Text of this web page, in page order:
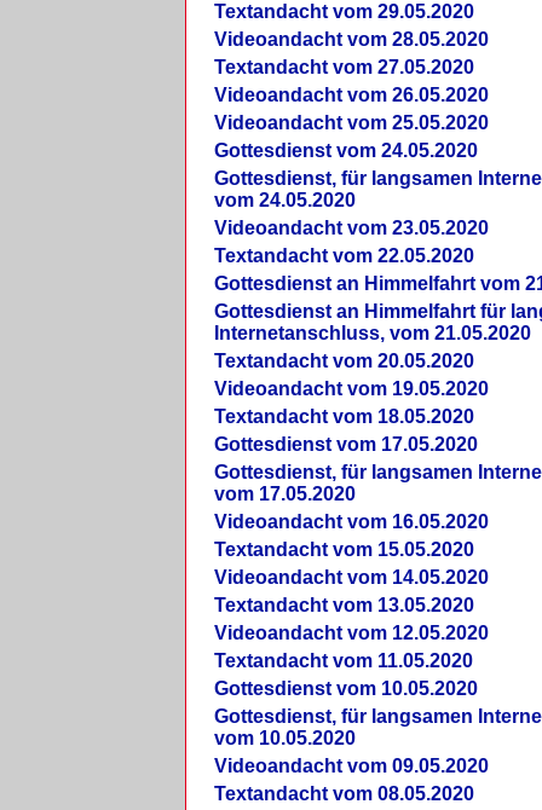
Textandacht vom 29.05.2020
Videoandacht vom 28.05.2020
Textandacht vom 27.05.2020
Videoandacht vom 26.05.2020
Videoandacht vom 25.05.2020
Gottesdienst vom 24.05.2020
Gottesdienst, für langsamen
vom 24.05.2020
Videoandacht vom 23.05.2020
Textandacht vom 22.05.2020
Gottesdienst an Himmelfahrt vom
Gottesdienst an Himmelfahrt für
Internetanschluss, vom 21.05.2020
Textandacht vom 20.05.2020
Videoandacht vom 19.05.2020
Textandacht vom 18.05.2020
Gottesdienst vom 17.05.2020
Gottesdienst, für langsamen
vom 17.05.2020
Videoandacht vom 16.05.2020
Textandacht vom 15.05.2020
Videoandacht vom 14.05.2020
Textandacht vom 13.05.2020
Videoandacht vom 12.05.2020
Textandacht vom 11.05.2020
Gottesdienst vom 10.05.2020
Gottesdienst, für langsamen
vom 10.05.2020
Videoandacht vom 09.05.2020
Textandacht vom 08.05.2020